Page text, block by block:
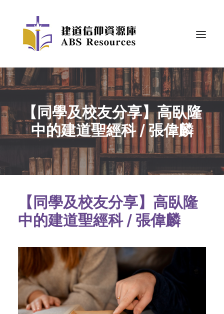
【同學及校友分享】高臥隆
中的建道聖經科 / 張偉麟
【同學及校友分享】高臥隆
中的建道聖經科 / 張偉麟